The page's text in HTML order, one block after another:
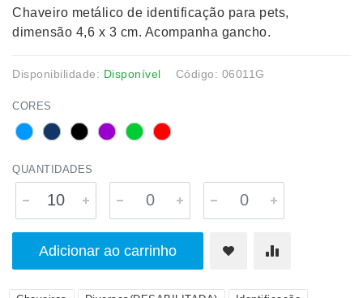
Chaveiro metálico de identificação para pets,
dimensão 4,6 x 3 cm. Acompanha gancho.
Disponibilidade: Disponível Código: 06011G
CORES
QUANTIDADES
Adicionar ao carrinho